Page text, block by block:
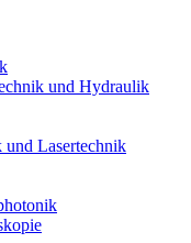
und Hydraulik
und Lasertechnik